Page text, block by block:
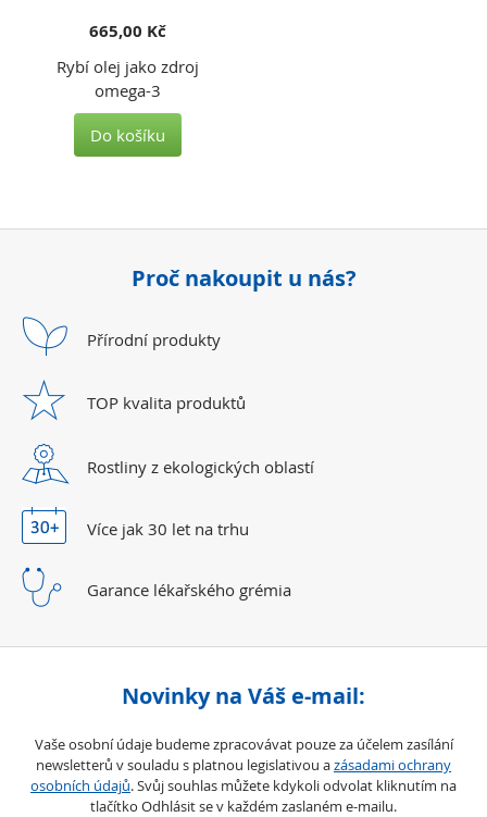
665,00 Kč
Rybí olej jako zdroj
omega-3
Do košíku
Proč nakoupit u nás?
Přírodní produkty
TOP kvalita produktů
Rostliny z ekologických oblastí
Více jak 30 let na trhu
Garance lékařského grémia
Novinky na Váš e-mail:
Vaše osobní údaje budeme zpracovávat pouze za účelem zasílání
newsletterů v souladu s platnou legislativou azásadami ochrany
osobních údajů. Svůj souhlas můžete kdykoli odvolat kliknutím na
tlačítko Odhlásit se v každém zaslaném e-mailu.